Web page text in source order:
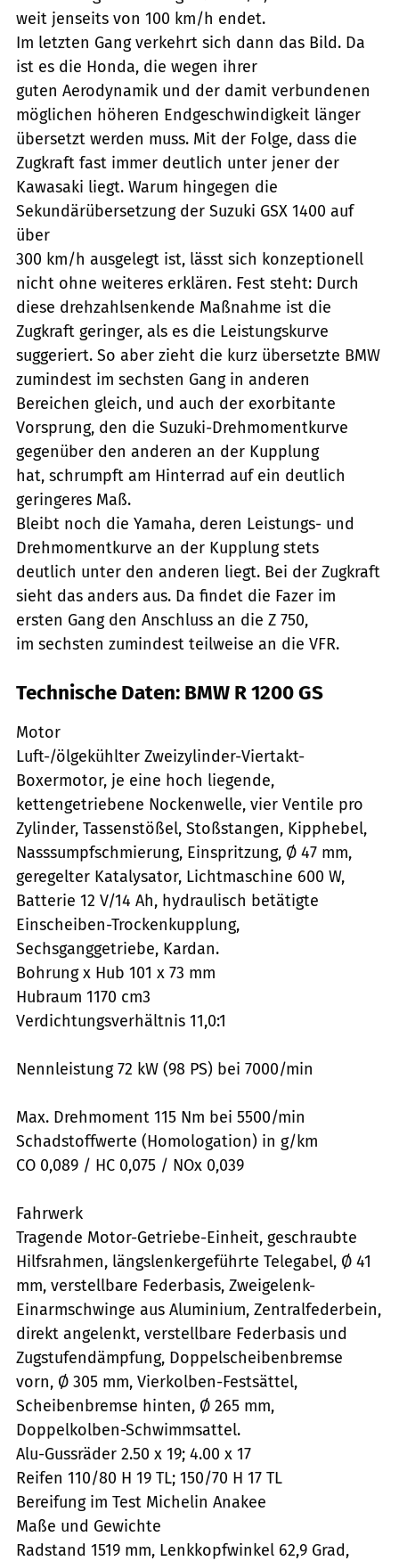
weit jenseits von 100 km/h endet.
Im letzten Gang verkehrt sich dann das Bild. Da
ist es die Honda, die wegen ihrer
guten Aerodynamik und der damit verbundenen
möglichen höheren Endgeschwindigkeit länger
übersetzt werden muss. Mit der Folge, dass die
Zugkraft fast immer deutlich unter jener der
Kawasaki liegt. Warum hingegen die
Sekundärübersetzung der Suzuki GSX 1400 auf
über
300 km/h ausgelegt ist, lässt sich konzeptionell
nicht ohne weiteres erklären. Fest steht: Durch
diese drehzahlsenkende Maßnahme ist die
Zugkraft geringer, als es die Leistungskurve
suggeriert. So aber zieht die kurz übersetzte BMW
zumindest im sechsten Gang in anderen
Bereichen gleich, und auch der exorbitante
Vorsprung, den die Suzuki-Drehmomentkurve
gegenüber den anderen an der Kupplung
hat, schrumpft am Hinterrad auf ein deutlich
geringeres Maß.
Bleibt noch die Yamaha, deren Leistungs- und
Drehmomentkurve an der Kupplung stets
deutlich unter den anderen liegt. Bei der Zugkraft
sieht das anders aus. Da findet die Fazer im
ersten Gang den Anschluss an die Z 750,
im sechsten zumindest teilweise an die VFR.
Technische Daten: BMW R 1200 GS
Motor
Luft-/ölgekühlter Zweizylinder-Viertakt-
Boxermotor, je eine hoch liegende,
kettengetriebene Nockenwelle, vier Ventile pro
Zylinder, Tassenstößel, Stoßstangen, Kipphebel,
Nasssumpfschmierung, Einspritzung, Ø 47 mm,
geregelter Katalysator, Lichtmaschine 600 W,
Batterie 12 V/14 Ah, hydraulisch betätigte
Einscheiben-Trockenkupplung,
Sechsganggetriebe, Kardan.
Bohrung x Hub 101 x 73 mm
Hubraum 1170 cm3
Verdichtungsverhältnis 11,0:1
Nennleistung 72 kW (98 PS) bei 7000/min
Max. Drehmoment 115 Nm bei 5500/min
Schadstoffwerte (Homologation) in g/km
CO 0,089 / HC 0,075 / NOx 0,039
Fahrwerk
Tragende Motor-Getriebe-Einheit, geschraubte
Hilfsrahmen, längslenkergeführte Telegabel, Ø 41
mm, verstellbare Federbasis, Zweigelenk-
Einarmschwinge aus Aluminium, Zentralfederbein,
direkt angelenkt, verstellbare Federbasis und
Zugstufendämpfung, Doppelscheibenbremse
vorn, Ø 305 mm, Vierkolben-Festsättel,
Scheibenbremse hinten, Ø 265 mm,
Doppelkolben-Schwimmsattel.
Alu-Gussräder 2.50 x 19; 4.00 x 17
Reifen 110/80 H 19 TL; 150/70 H 17 TL
Bereifung im Test Michelin Anakee
Maße und Gewichte
Radstand 1519 mm, Lenkkopfwinkel 62,9 Grad,